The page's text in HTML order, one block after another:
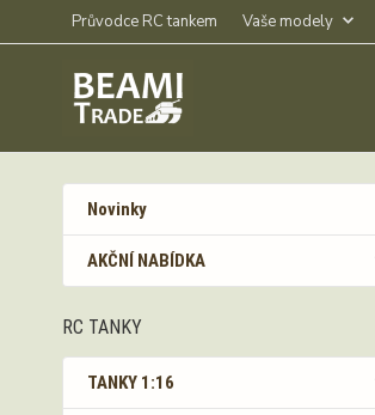
Průvodce RC tankem Vaše modely
Novinky
AKČNÍ NABÍDKA
RC TANKY
TANKY 1:16